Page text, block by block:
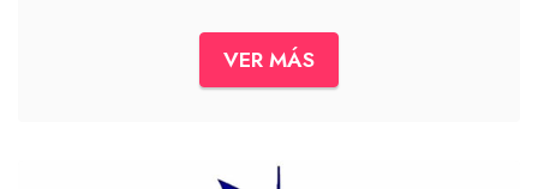
VER MÁS